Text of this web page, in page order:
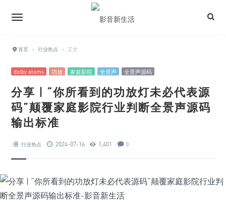
首页 › 行业热点 › 正文
dolby atoms 功放 家庭影院 全景声 全景声源码
分享 | “你所看到的功放灯未必代表源
码”颠覆家庭影院行业判断全景声源码
输出标准
行业热点 2024-07-16 1,401 0